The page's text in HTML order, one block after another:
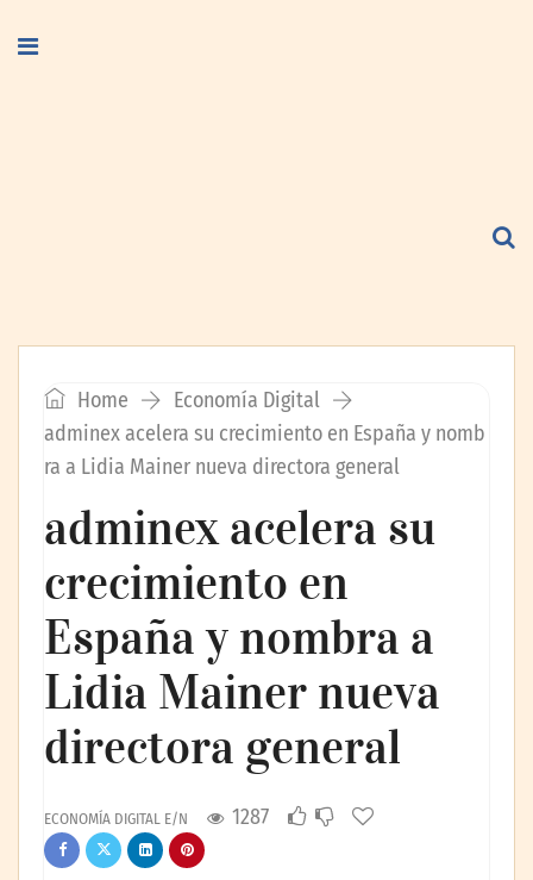
Home
Economía Digital
adminex acelera su crecimiento en España y nomb
ra a Lidia Mainer nueva directora general
adminex acelera su
crecimiento en
España y nombra a
Lidia Mainer nueva
directora general
ECONOMÍA DIGITAL E/N 1287